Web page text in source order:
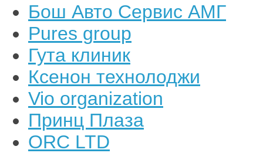
Бош Авто Сервис АМГ
Pures group
Гута клиник
Ксенон технолоджи
Vio organization
Принц Плаза
ORC LTD